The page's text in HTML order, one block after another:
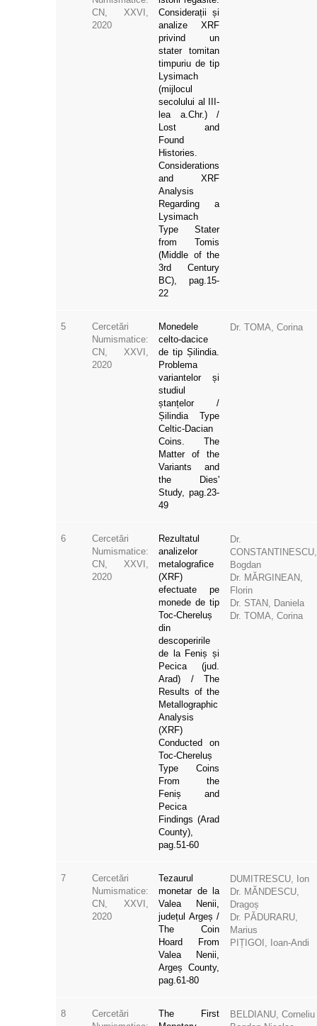
CN, XXVI,
2020
Considerații și
analize XRF
privind un
stater tomitan
timpuriu de tip
Lysimach
(mijlocul
secolului al III-
lea a.Chr.) /
Lost and
Found
Histories.
Considerations
and XRF
Analysis
Regarding a
Lysimach
Type Stater
from Tomis
(Middle of the
3rd Century
BC), pag.15-
22
5
Cercetări
Numismatice:
CN, XXVI,
2020
Monedele
celto-dacice
de tip Șilindia.
Problema
variantelor și
studiul
ștanțelor /
Șilindia Type
Celtic-Dacian
Coins. The
Matter of the
Variants and
the Dies'
Study, pag.23-
49
Dr. TOMA, Corina
6
Cercetări
Numismatice:
CN, XXVI,
2020
Rezultatul
analizelor
metalografice
(XRF)
efectuate pe
monede de tip
Toc-Chereluș
din
descoperirile
de la Feniș și
Pecica (jud.
Arad) / The
Results of the
Metallographic
Analysis
(XRF)
Conducted on
Toc-Chereluș
Type Coins
From the
Feniș and
Pecica
Findings (Arad
County),
pag.51-60
Dr.
CONSTANTINESCU,
Bogdan
Dr. MĂRGINEAN,
Florin
Dr. STAN, Daniela
Dr. TOMA, Corina
7
Cercetări
Numismatice:
CN, XXVI,
2020
Tezaurul
monetar de la
Valea Nenii,
județul Argeș /
The Coin
Hoard From
Valea Nenii,
Argeș County,
pag.61-80
DUMITRESCU, Ion
Dr. MĂNDESCU,
Dragoș
Dr. PĂDURARU,
Marius
PIȚIGOI, Ioan-Andi
8
Cercetări
Numismatice:
The First
Monetary
BELDIANU, Corneliu
Bogdan Nicolae